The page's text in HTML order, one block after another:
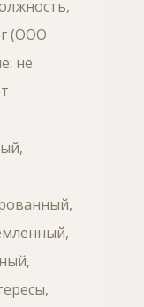
(ООО
не